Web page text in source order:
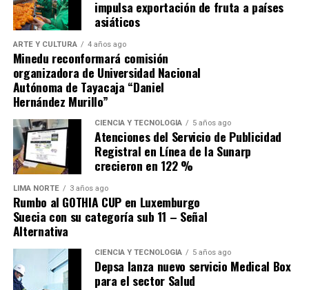
escape.
Source link
Comparte esto:
impulsa exportación de fruta a países
asiáticos
ARTE Y CULTURA 4 años ago
Minedu reconformará comisión
organizadora de Universidad Nacional
Autónoma de Tayacaja “Daniel
Hernández Murillo”
CIENCIA Y TECNOLOGÍA 5 años ago
Atenciones del Servicio de Publicidad
Registral en Línea de la Sunarp
crecieron en 122 %
LIMA NORTE 3 años ago
Rumbo al GOTHIA CUP en Luxemburgo
Suecia con su categoría sub 11 – Señal
Alternativa
CIENCIA Y TECNOLOGÍA 5 años ago
Depsa lanza nuevo servicio Medical Box
para el sector Salud